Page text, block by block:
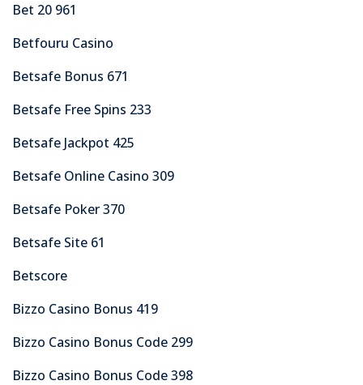
Bet 20 961
Betfouru Casino
Betsafe Bonus 671
Betsafe Free Spins 233
Betsafe Jackpot 425
Betsafe Online Casino 309
Betsafe Poker 370
Betsafe Site 61
Betscore
Bizzo Casino Bonus 419
Bizzo Casino Bonus Code 299
Bizzo Casino Bonus Code 398